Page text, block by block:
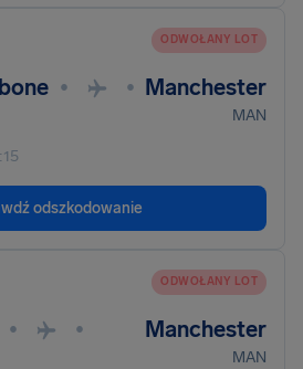
ODWOŁANY LOT
• • Manchester
MAN
odszkodowanie
ODWOŁANY LOT
• • Manchester
MAN